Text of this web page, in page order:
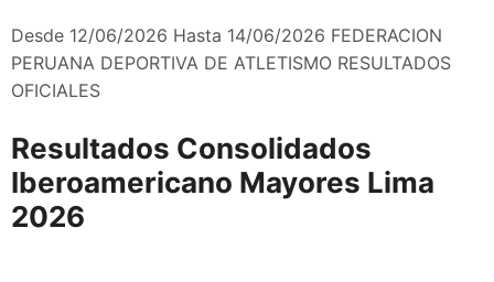
Desde 12/06/2026 Hasta 14/06/2026 FEDERACION
PERUANA DEPORTIVA DE ATLETISMO RESULTADOS
OFICIALES
Resultados Consolidados
Iberoamericano Mayores Lima
2026